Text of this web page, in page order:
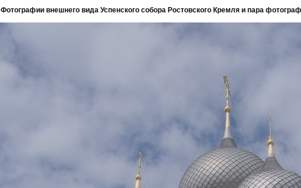
Фотографии внешнего вида Успенского собора Ростовского Кремля и пара